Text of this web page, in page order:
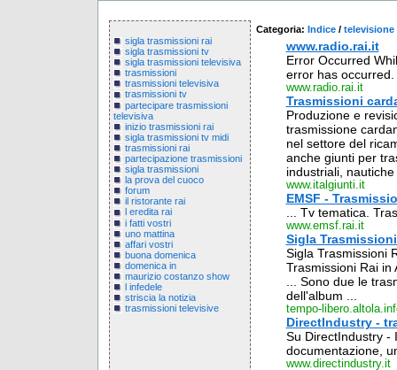
sigla trasmissioni rai
sigla trasmissioni tv
sigla trasmissioni televisiva
trasmissioni
trasmissioni televisiva
trasmissioni tv
partecipare trasmissioni
televisiva
inizio trasmissioni rai
sigla trasmissioni tv midi
trasmissioni rai
partecipazione trasmissioni
sigla trasmissioni
la prova del cuoco
forum
il ristorante rai
l eredita rai
i fatti vostri
uno mattina
affari vostri
buona domenica
domenica in
maurizio costanzo show
l infedele
striscia la notizia
trasmissioni televisive
Categoria: Indice / televisione
www.radio.rai.it
Error Occurred
error has
www.radio.rai.it
Trasmissioni
Produzione e
trasmissione
nel settore del
anche giunti per
industriali, nautiche
www.italgiunti.it
EMSF -
... Tv tematica.
www.emsf.rai.it
Sigla
Sigla Trasmissioni
Trasmissioni Rai in
... Sono due le
dell'album ...
tempo-
DirectIndustry -
Su DirectIndustry -
documentazione,
www.directindustry.it